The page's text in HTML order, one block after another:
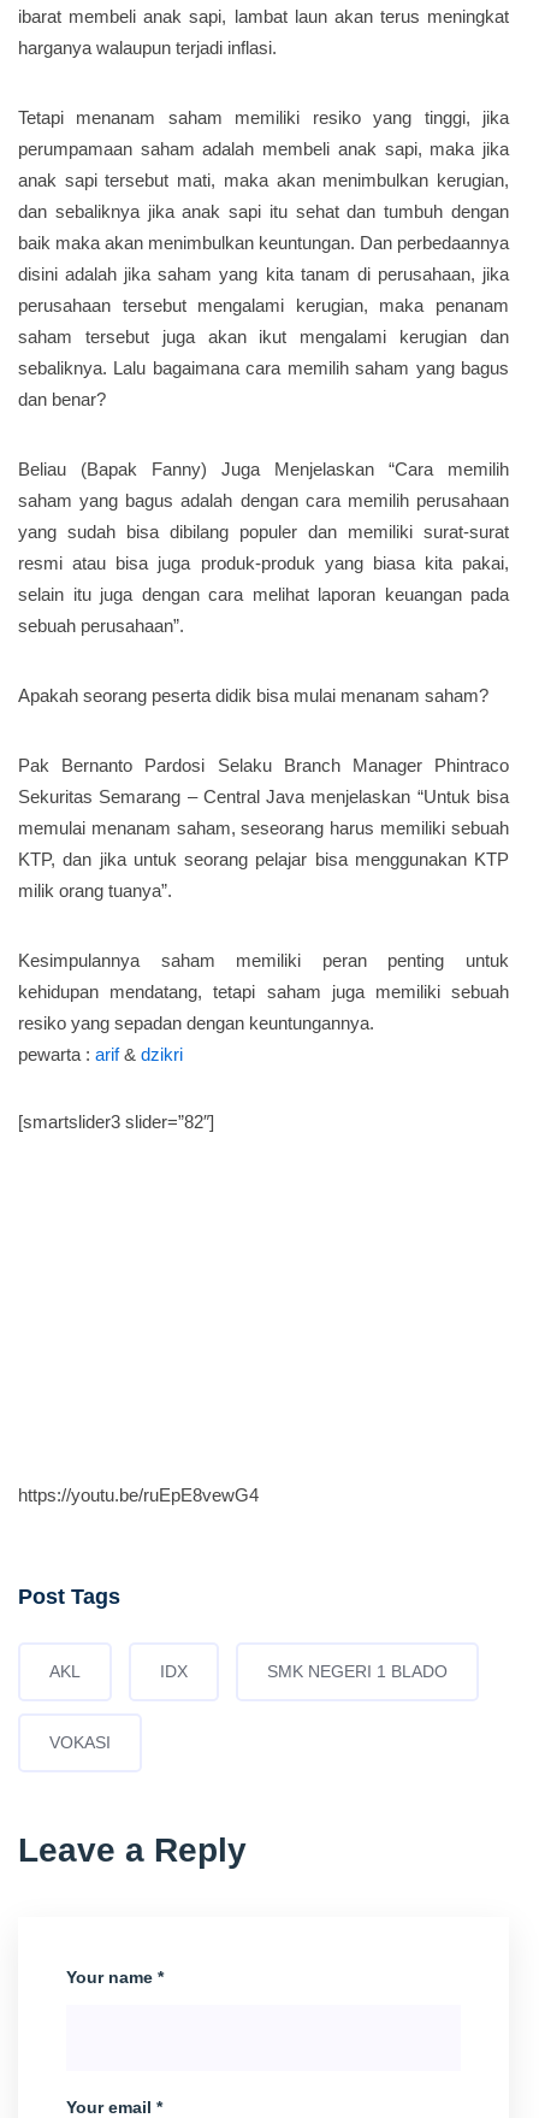
ibarat membeli anak sapi, lambat laun akan terus meningkat
harganya walaupun terjadi inflasi.
Tetapi menanam saham memiliki resiko yang tinggi, jika
perumpamaan saham adalah membeli anak sapi, maka jika
anak sapi tersebut mati, maka akan menimbulkan kerugian,
dan sebaliknya jika anak sapi itu sehat dan tumbuh dengan
baik maka akan menimbulkan keuntungan. Dan perbedaannya
disini adalah jika saham yang kita tanam di perusahaan, jika
perusahaan tersebut mengalami kerugian, maka penanam
saham tersebut juga akan ikut mengalami kerugian dan
sebaliknya. Lalu bagaimana cara memilih saham yang bagus
dan benar?
Beliau (Bapak Fanny) Juga Menjelaskan “Cara memilih
saham yang bagus adalah dengan cara memilih perusahaan
yang sudah bisa dibilang populer dan memiliki surat-surat
resmi atau bisa juga produk-produk yang biasa kita pakai,
selain itu juga dengan cara melihat laporan keuangan pada
sebuah perusahaan”.
Apakah seorang peserta didik bisa mulai menanam saham?
Pak Bernanto Pardosi Selaku Branch Manager Phintraco
Sekuritas Semarang – Central Java menjelaskan “Untuk bisa
memulai menanam saham, seseorang harus memiliki sebuah
KTP, dan jika untuk seorang pelajar bisa menggunakan KTP
milik orang tuanya”.
Kesimpulannya saham memiliki peran penting untuk
kehidupan mendatang, tetapi saham juga memiliki sebuah
resiko yang sepadan dengan keuntungannya.
pewarta : arif& dzikri
[smartslider3 slider=”82″]
https://youtu.be/ruEpE8vewG4
Post Tags
AKL IDX SMK NEGERI 1 BLADO
VOKASI
Leave a Reply
Your name *
Your email *